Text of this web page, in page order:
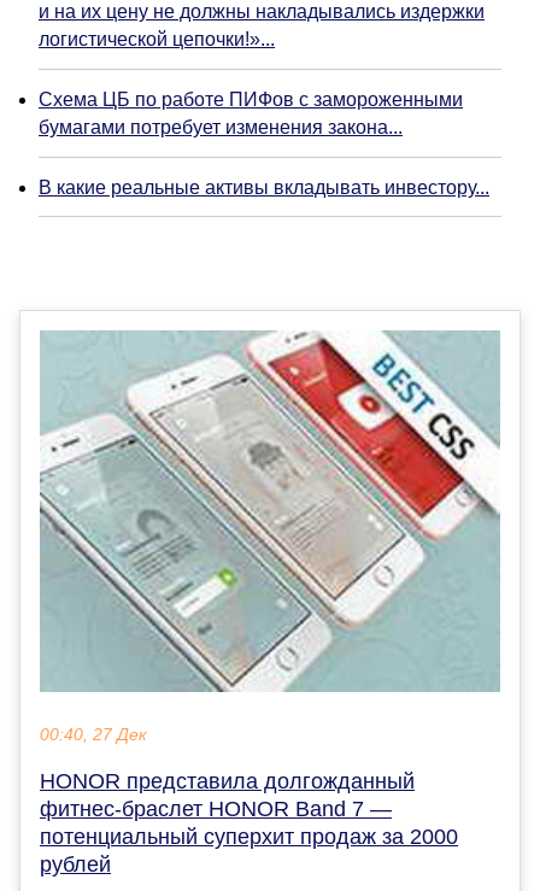
и на их цену не должны накладывались издержки
логистической цепочки!»...
Схема ЦБ по работе ПИФов с замороженными
бумагами потребует изменения закона...
В какие реальные активы вкладывать инвестору...
00:40, 27 Дек
HONOR представила долгожданный
фитнес-браслет HONOR Band 7 —
потенциальный суперхит продаж за 2000
рублей